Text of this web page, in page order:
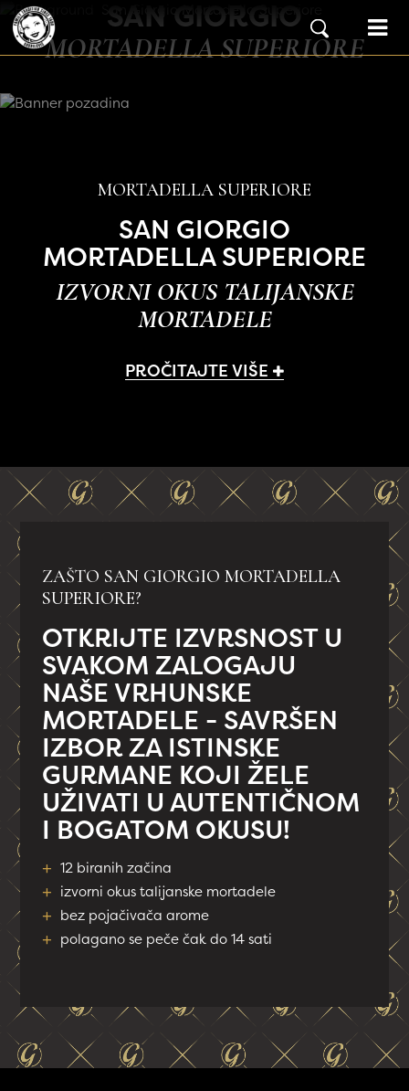
Skip to content
Main Navigation
SAN GIORGIO
MORTADELLA SUPERIORE
MORTADELLA SUPERIORE
SAN GIORGIO
MORTADELLA SUPERIORE
IZVORNI OKUS TALIJANSKE
MORTADELE
PROČITAJTE VIŠE
ZAŠTO SAN GIORGIO MORTADELLA
SUPERIORE?
OTKRIJTE IZVRSNOST U
SVAKOM ZALOGAJU
NAŠE VRHUNSKE
MORTADELE - SAVRŠEN
IZBOR ZA ISTINSKE
GURMANE KOJI ŽELE
UŽIVATI U AUTENTIČNOM
I BOGATOM OKUSU!
+ 12 biranih začina
+ izvorni okus talijanske mortadele
+ bez pojačivača arome
+ polagano se peče čak do 14 sati